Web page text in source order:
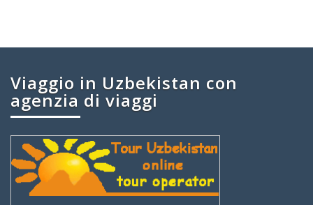
Viaggio in Uzbekistan con
agenzia di viaggi